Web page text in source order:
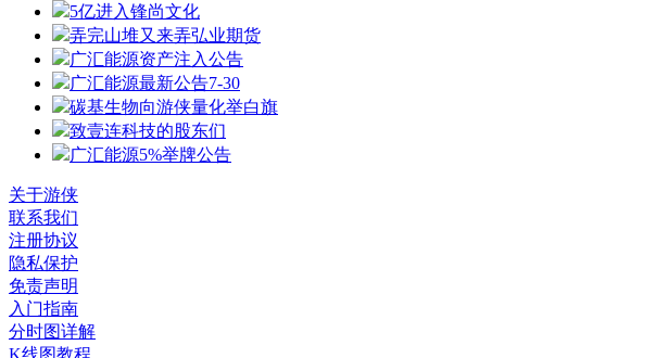
5亿进入锋尚文化
弄完山堆又来弄弘业期货
广汇能源资产注入公告
广汇能源最新公告7-30
碳基生物向游侠量化举白旗
致壹连科技的股东们
广汇能源5%举牌公告
关于游侠
联系我们
注册协议
隐私保护
免责声明
入门指南
分时图详解
K线图教程